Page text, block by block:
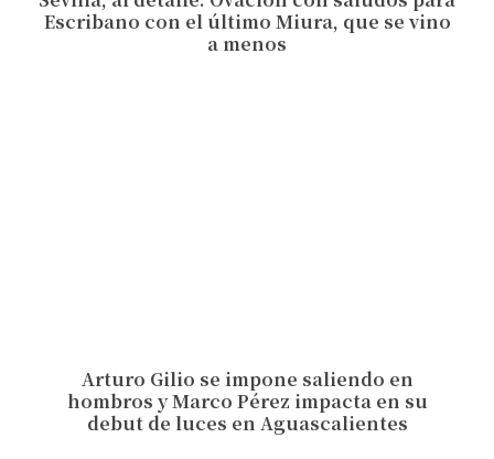
Escribano con el último Miura, que se vino
a menos
Arturo Gilio se impone saliendo en
hombros y Marco Pérez impacta en su
debut de luces en Aguascalientes